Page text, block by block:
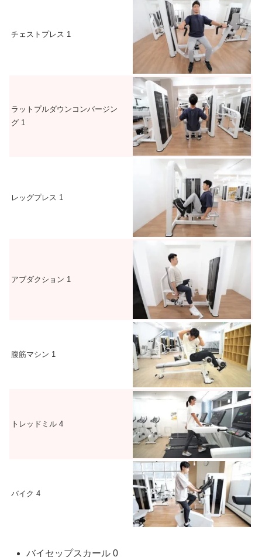
チェストプレス 1
ラットプルダウンコンバージン
グ 1
レッグプレス 1
アブダクション 1
腹筋マシン 1
トレッドミル 4
バイク 4
バイセップスカール 0